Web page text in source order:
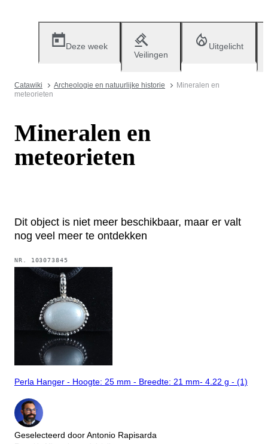
Deze week
Veilingen
Uitgelicht
Catawiki Archeologie en natuurlijke historie
Mineralen en
meteorieten
Mineralen en
meteorieten
Dit object is niet meer beschikbaar, maar er valt
nog veel meer te ontdekken
NR. 103073845
Perla Hanger - Hoogte: 25 mm - Breedte: 21 mm- 4.22 g - (1)
Geselecteerd door Antonio Rapisarda